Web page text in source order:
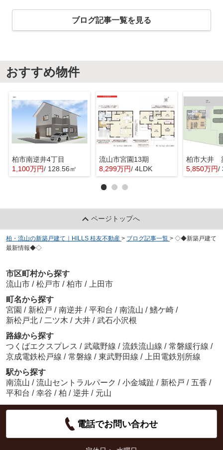
ブログ記事一覧を見る
おすすめ物件
柏市南逆井4丁目
1,100万円/ 128.56㎡
流山市宮園13期
8,299万円/ 4LDK 5,850万円/
ページトップへ
柏・流山の新築戸建て｜HILLS 桂友不動産 > ブログ記事一覧 > ◇◆新築戸建て
最新情報◆◇
市区町村から探す
流山市 / 松戸市 / 柏市 /
上田市
町名から探す
宮園 / 新松戸 / 南逆井 / 平和台 / 南流山 / 鰭ケ崎 /
新松戸北 / 二ツ木 / 大井 / 武石小沢根
路線から探す
つくばエクスプレス / 武蔵野線 / 流鉄流山線 / 常磐緩行線 /
京成電鉄松戸線 / 常磐線 / 東武野田線 /
上田電鉄別所線
駅から探す
南流山 / 流山セントラルパーク / 小金城趾 / 新松戸 / 五香 /
平和台 / 幸谷 / 柏 / 逆井 / 元山
電話でお問い合わせ